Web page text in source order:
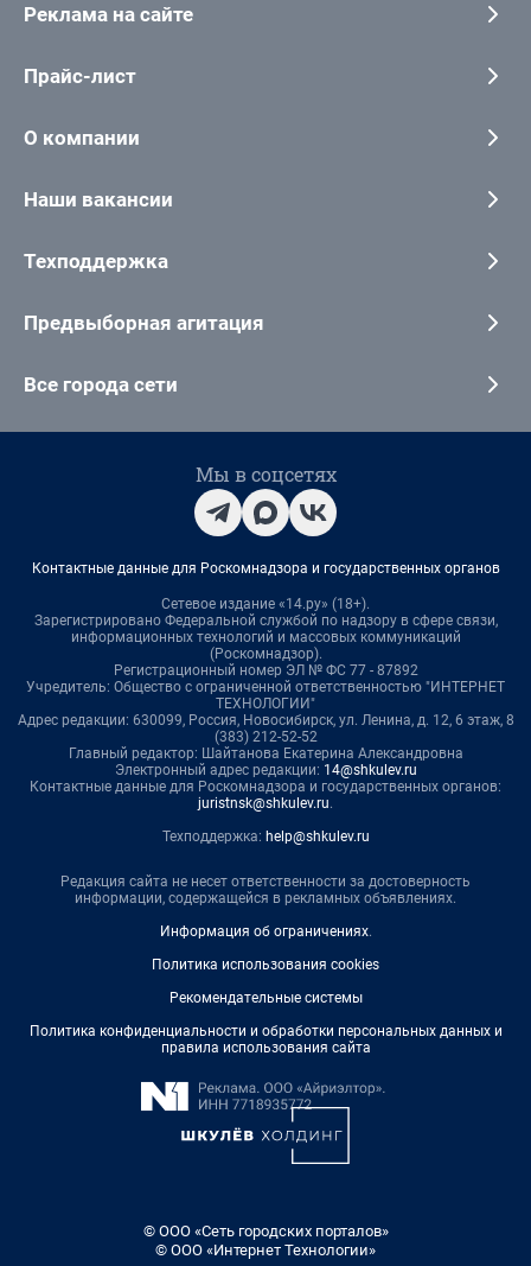
Реклама на сайте
Прайс-лист
О компании
Наши вакансии
Техподдержка
Предвыборная агитация
Все города сети
Мы в соцсетях
Контактные данные для Роскомнадзора и государственных органов
Сетевое издание «14.ру» (18+).
Зарегистрировано Федеральной службой по надзору в сфере связи,
информационных технологий и массовых коммуникаций
(Роскомнадзор).
Регистрационный номер ЭЛ № ФС 77 - 87892
Учредитель: Общество с ограниченной ответственностью "ИНТЕРНЕТ
ТЕХНОЛОГИИ"
Адрес редакции: 630099, Россия, Новосибирск, ул. Ленина, д. 12, 6 этаж, 8
(383) 212-52-52
Главный редактор: Шайтанова Екатерина Александровна
Электронный адрес редакции: 14@shkulev.ru
Контактные данные для Роскомнадзора и государственных органов:
juristnsk@shkulev.ru.
Техподдержка: help@shkulev.ru
Редакция сайта не несет ответственности за достоверность
информации, содержащейся в рекламных объявлениях.
Информация об ограничениях.
Политика использования cookies
Рекомендательные системы
Политика конфиденциальности и обработки персональных данных и
правила использования сайта
© ООО «Сеть городских порталов»
© ООО «Интернет Технологии»